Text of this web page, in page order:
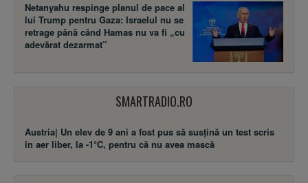
Netanyahu respinge planul de pace al
lui Trump pentru Gaza: Israelul nu se
retrage până când Hamas nu va fi „cu
adevărat dezarmat”
SMARTRADIO.RO
Austria| Un elev de 9 ani a fost pus să susţină un test scris
în aer liber, la -1°C, pentru că nu avea mască